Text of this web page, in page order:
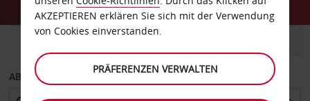
ABHOLEN VON
AKZEPTIEREN erklären Sie sich mit der Verwendung
von Cookies einverstanden.
PRÄFERENZEN VERWALTEN